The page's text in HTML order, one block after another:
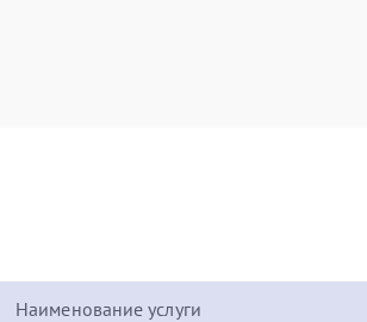
Наименование услуги